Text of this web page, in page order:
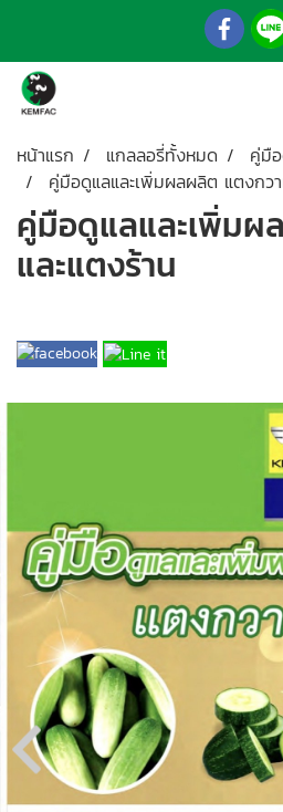
หน้าแรก แกลลอรี่ทั้งหมด
คู่มื
คู่มือดูแลและเพิ่มผลผลิต แตงกวา
คู่มือดูแลและเพิ่มผ
และแตงร้าน